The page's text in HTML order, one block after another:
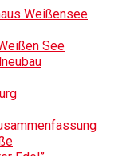
Weißensee
See